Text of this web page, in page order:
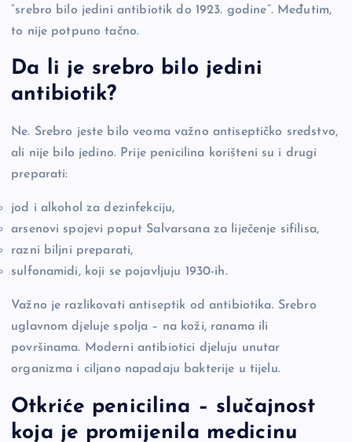
“srebro bilo jedini antibiotik do 1923. godine”. Međutim,
to nije potpuno tačno.
Da li je srebro bilo jedini
antibiotik?
Ne. Srebro jeste bilo veoma važno antiseptičko sredstvo,
ali nije bilo jedino. Prije penicilina korišteni su i drugi
preparati:
jod i alkohol za dezinfekciju,
arsenovi spojevi poput Salvarsana za liječenje sifilisa,
razni biljni preparati,
sulfonamidi, koji se pojavljuju 1930-ih.
Važno je razlikovati antiseptik od antibiotika. Srebro
uglavnom djeluje spolja – na koži, ranama ili
površinama. Moderni antibiotici djeluju unutar
organizma i ciljano napadaju bakterije u tijelu.
Otkriće penicilina – slučajnost
koja je promijenila medicinu